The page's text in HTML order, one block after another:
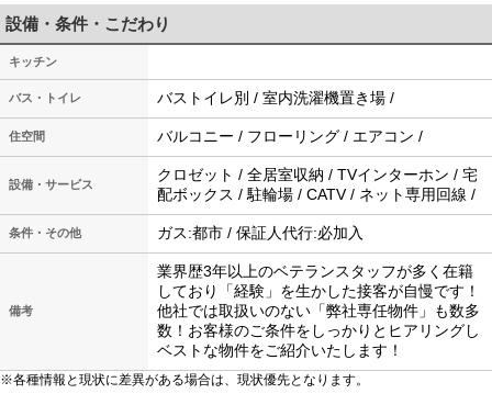
設備・条件・こだわり
キッチン
バス・トイレ バストイレ別 / 室内洗濯機置き場 /
住空間 バルコニー / フローリング / エアコン /
設備・サービス
クロゼット / 全居室収納 / TVインターホン / 宅
配ボックス / 駐輪場 / CATV / ネット専用回線 /
条件・その他 ガス:都市 / 保証人代行:必加入
備考
業界歴3年以上のベテランスタッフが多く在籍
しており「経験」を生かした接客が自慢です！
他社では取扱いのない「弊社専任物件」も数多
数！お客様のご条件をしっかりとヒアリングし
ベストな物件をご紹介いたします！
※各種情報と現状に差異がある場合は、現状優先となります。